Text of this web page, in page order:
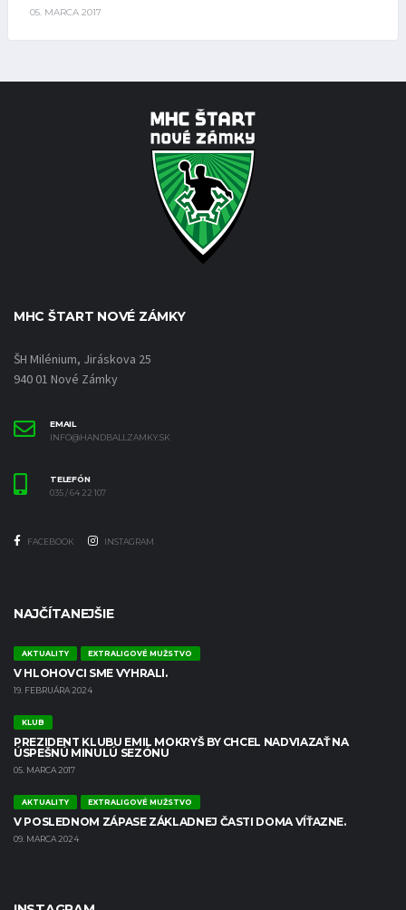
05. MARCA 2017
MHC ŠTART NOVÉ ZÁMKY
ŠH Milénium, Jiráskova 25
940 01 Nové Zámky
EMAIL
INFO@HANDBALLZAMKY.SK
TELEFÓN
035 / 64 22 107
FACEBOOK INSTAGRAM
NAJČÍTANEJŠIE
AKTUALITY EXTRALIGOVÉ MUŽSTVO
V HLOHOVCI SME VYHRALI.
19. FEBRUÁRA 2024
KLUB
PREZIDENT KLUBU EMIL MOKRYŠ BY CHCEL NADVIAZAŤ NA
ÚSPEŠNÚ MINULÚ SEZÓNU
05. MARCA 2017
AKTUALITY EXTRALIGOVÉ MUŽSTVO
V POSLEDNOM ZÁPASE ZÁKLADNEJ ČASTI DOMA VÍŤAZNE.
09. MARCA 2024